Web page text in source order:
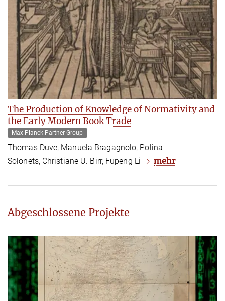
The Production of Knowledge of Normativity and
the Early Modern Book Trade
Max Planck Partner Group
Thomas Duve, Manuela Bragagnolo, Polina
Solonets, Christiane U. Birr, Fupeng Li
mehr
Abgeschlossene Projekte